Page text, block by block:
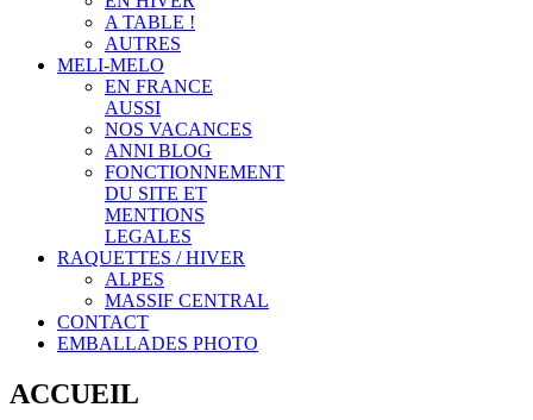
A TABLE !
AUTRES
MELI-MELO
EN FRANCE
AUSSI
NOS VACANCES
ANNI BLOG
FONCTIONNEMENT
DU SITE ET
MENTIONS
LEGALES
RAQUETTES / HIVER
ALPES
MASSIF CENTRAL
CONTACT
EMBALLADES PHOTO
ACCUEIL